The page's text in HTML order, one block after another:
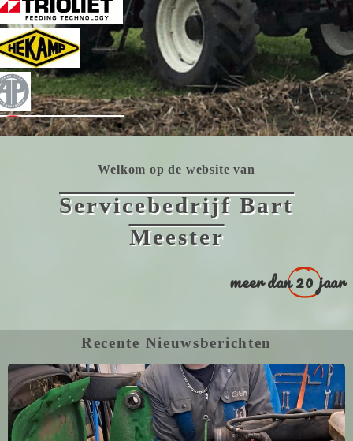
Welkom op de website van
Servicebedrijf Bart
Meester
meer dan20jaar
Recente Nieuwsberichten